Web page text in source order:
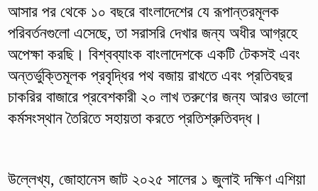
আসার পর থেকে ১০ বছরে বাংলাদেশের যে রূপান্তরমূলক
পরিবর্তনগুলো এসেছে, তা সরাসরি দেখার জন্য অধীর আগ্রহে
অপেক্ষা করছি। বিশ্বব্যাংক বাংলাদেশকে একটি টেকসই এবং
অন্তর্ভুক্তিমূলক প্রবৃদ্ধির পথ বজায় রাখতে এবং প্রতিবছর
চাকরির বাজারে প্রবেশকারী ২০ লাখ তরুণের জন্য আরও ভালো
কর্মসংস্থান তৈরিতে সহায়তা করতে প্রতিশ্রুতিবদ্ধ।
উল্লেখ্য, জোহানেস জাট ২০২৫ সালের ১ জুলাই দক্ষিণ এশিয়া